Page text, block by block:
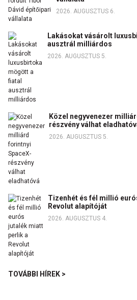
2026. AUGUSZTUS 6.
Lakásokat vásárolt
ausztrál milliárdos
2026. AUGUSZTUS 5.
Közel negyvenezer
részvény válhat
2026. AUGUSZTUS 5.
Tizenhét és fél millió
Revolut alapítóját
2026. AUGUSZTUS 4.
TOVÁBBI HÍREK >